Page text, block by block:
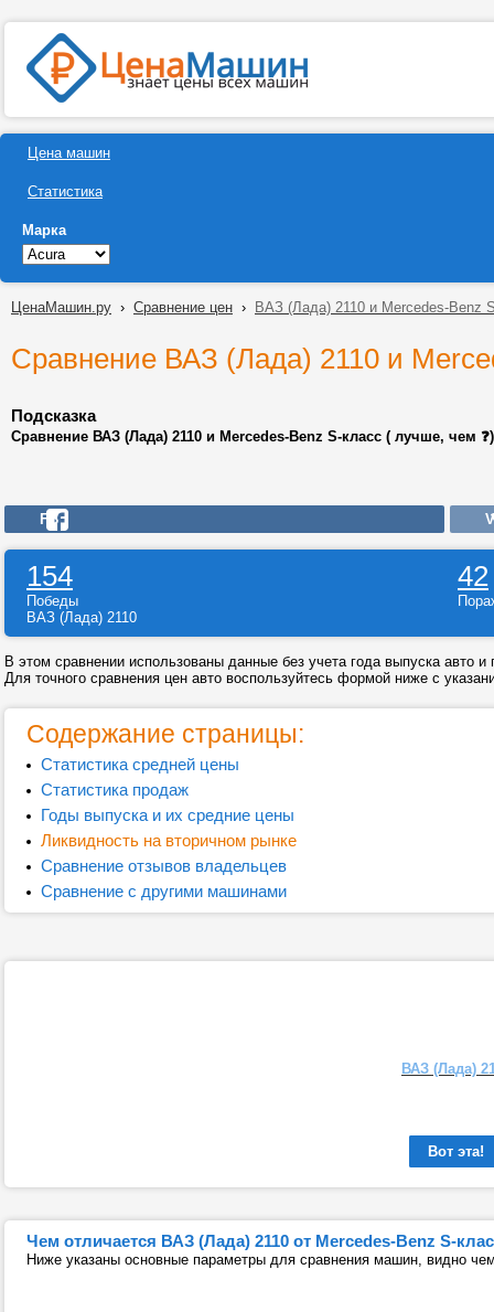
Цена машин
Статистика
Марка
ЦенаМашин.ру › Сравнение цен › ВАЗ (Лада) 2110 и Mercedes-Benz
Сравнение ВАЗ (Лада) 2110 и
Подсказка
Сравнение ВАЗ (Лада) 2110 и Mercedes-Benz S-класс ( лучше, чем
FB
154 42
Победы
ВАЗ (Лада) 2110
В этом сравнении использованы данные без учета года выпуска авто и
Для точного сравнения цен авто воспользуйтесь формой ниже с
Содержание страницы:
Статистика средней цены
Статистика продаж
Годы выпуска и их средние цены
Ликвидность на вторичном рынке
Сравнение отзывов владельцев
Сравнение с другими машинами
ВАЗ (Лада)
Вот эта!
Чем отличается ВАЗ (Лада) 2110 от Mercedes-Benz S-
Ниже указаны основные параметры для сравнения машин, видно